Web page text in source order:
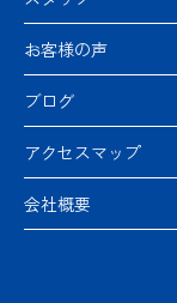
お客様の声
ブログ
アクセスマップ
会社概要